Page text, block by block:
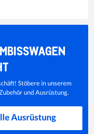
Stöbere in unserem
und Ausrüstung.
Ausrüstung